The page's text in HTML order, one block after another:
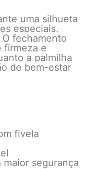
uma silhueta
especiais,
fechamento
firmeza e
a palmilha
de bem-estar
fivela
segurança